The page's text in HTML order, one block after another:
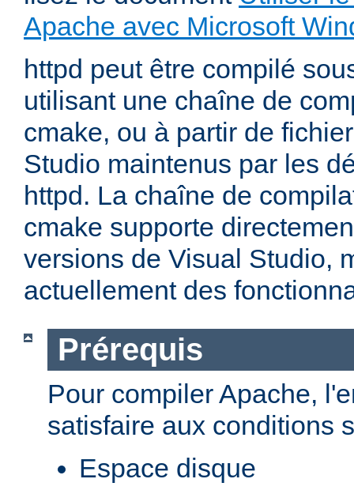
Apache avec Microsoft
httpd peut être compilé
utilisant une chaîne de
cmake, ou à partir de
Studio maintenus par les
httpd. La chaîne de
cmake supporte
versions de Visual Studio,
actuellement des
Prérequis
Pour compiler Apache,
satisfaire aux conditions
Espace disque